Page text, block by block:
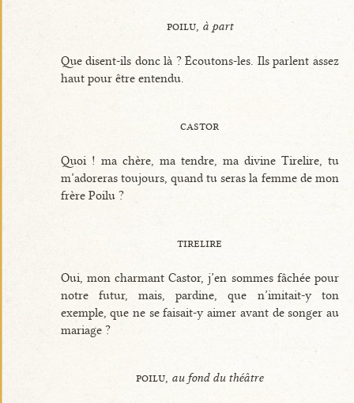
poilu, à part
Que disent-ils donc là ? Écoutons-les. Ils parlent assez
haut pour être entendu.
castor
Quoi ! ma chère, ma tendre, ma divine Tirelire, tu
m’adoreras toujours, quand tu seras la femme de mon
frère Poilu ?
tirelire
Oui, mon charmant Castor, j’en sommes fâchée pour
notre futur, mais, pardine, que n’imitait-y ton
exemple, que ne se faisait-y aimer avant de songer au
mariage ?
poilu, au fond du théâtre